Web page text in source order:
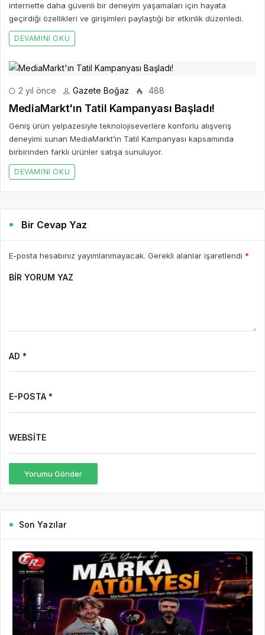
internette daha güvenli bir deneyim yaşamaları için hayata
geçirdiği özellikleri ve girişimleri paylaştığı bir etkinlik düzenledi.
DEVAMINI OKU
2 yıl önce Gazete Boğaz 488
MediaMarkt'ın Tatil Kampanyası Başladı!
Geniş ürün yelpazesiyle teknolojiseverlere konforlu alışveriş
deneyimi sunan MediaMarkt’ın Tatil Kampanyası kapsamında
birbirinden farklı ürünler satışa sunuluyor.
DEVAMINI OKU
Bir Cevap Yaz
E-posta hesabınız yayımlanmayacak. Gerekli alanlar işaretlendi *
BIR YORUM YAZ
AD *
E-POSTA *
WEBSITE
Yorumu Gönder
Son Yazılar